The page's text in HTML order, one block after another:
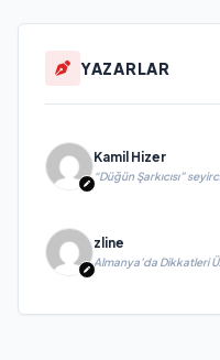
YAZARLAR
Kamil Hizer
“Düğün Şarkıcısı”
zline
Almanya’da Dikkatleri